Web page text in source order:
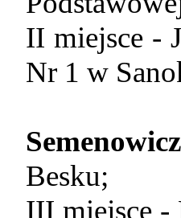
II miejsce -
Nr 1 w
Semenowicz
Besku;
III miejsce -